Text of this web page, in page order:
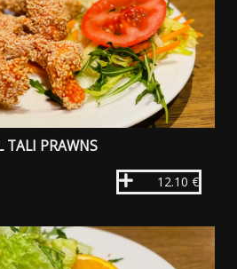
TALI PRAWNS
12.10 €